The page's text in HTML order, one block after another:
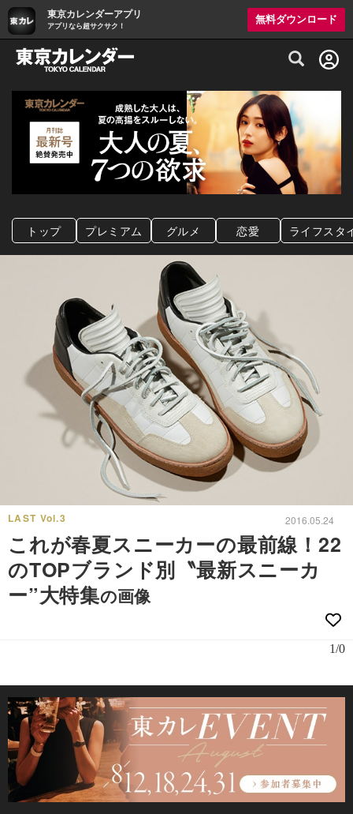
東京カレンダーアプリ
アプリなら超サクサク！
無料ダウンロード
グルメ情報・プレミアムレストラン予約
トップ プレミアム グルメ 恋愛 ライフスタ
LAST Vol.3 2016.05.24
これが春夏スニーカーの最前線！22
のTOPブランド別〝最新スニーカ
ー”大特集の画像
1/0